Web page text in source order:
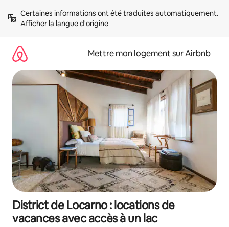
directement
Afficher la langue d'origine
Mettre mon logement sur Airbnb
District de Locarno : locations de
vacances avec accès à un lac